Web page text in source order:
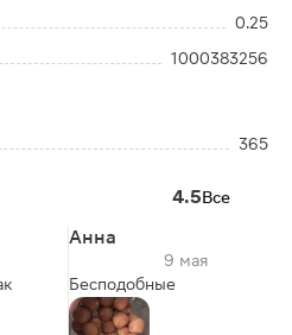
0.25
1000383256
365
4.5Все
Анна
9 мая
Бесподобные